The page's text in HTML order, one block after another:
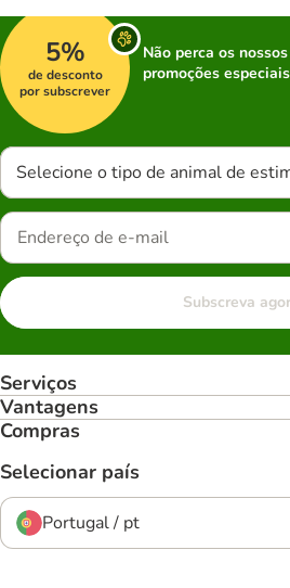
5%
de desconto
por subscrever
Não perca os
promoções
Selecione o tipo de animal de
Subscreva
Serviços
Vantagens
Compras
Selecionar país
Portugal / pt